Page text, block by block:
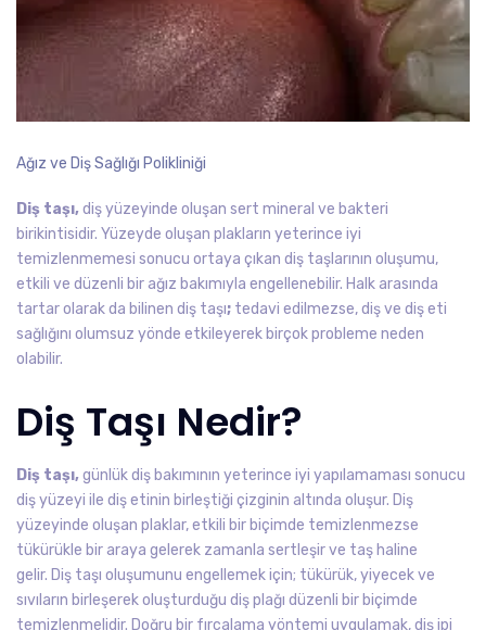
Ağız ve Diş Sağlığı Polikliniği
Diş taşı,diş yüzeyinde oluşan sert mineral ve bakteri
birikintisidir. Yüzeyde oluşan plakların yeterince iyi
temizlenmemesi sonucu ortaya çıkan diş taşlarının oluşumu,
etkili ve düzenli bir ağız bakımıyla engellenebilir. Halk arasında
tartar olarak da bilinen diş taşı; tedavi edilmezse, diş ve diş eti
sağlığını olumsuz yönde etkileyerek birçok probleme neden
olabilir.
Diş Taşı Nedir?
Diş taşı,günlük diş bakımının yeterince iyi yapılamaması sonucu
diş yüzeyi ile diş etinin birleştiği çizginin altında oluşur. Diş
yüzeyinde oluşan plaklar, etkili bir biçimde temizlenmezse
tükürükle bir araya gelerek zamanla sertleşir ve taş haline
gelir. Diş taşı oluşumunu engellemek için; tükürük, yiyecek ve
sıvıların birleşerek oluşturduğu diş plağı düzenli bir biçimde
temizlenmelidir. Doğru bir fırçalama yöntemi uygulamak, diş ipi